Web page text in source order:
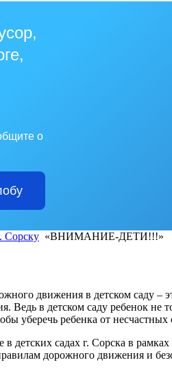
о
«ВНИМАНИЕ-ДЕТИ!!!»
движения в детском саду –
Ведь в детском саду ребенок
уберечь ребенка от
в детских садах г. Сорска в
дорожного движения и